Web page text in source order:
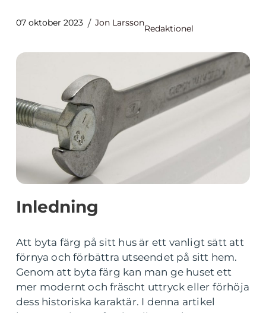
07 oktober 2023 Jon Larsson
Redaktionel
Inledning
Att byta färg på sitt hus är ett vanligt sätt att
förnya och förbättra utseendet på sitt hem.
Genom att byta färg kan man ge huset ett
mer modernt och fräscht uttryck eller förhöja
dess historiska karaktär. I denna artikel